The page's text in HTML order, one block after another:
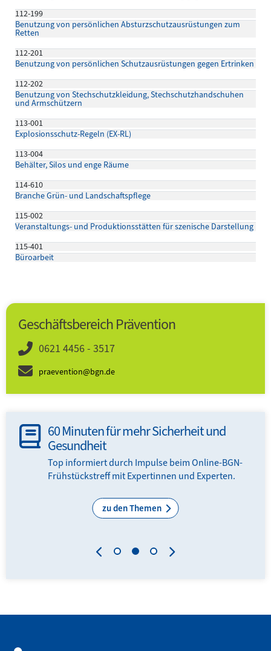
112-199
Benutzung von persönlichen Absturzschutzausrüstungen zum
Retten
112-201
Benutzung von persönlichen Schutzausrüstungen gegen Ertrinken
112-202
Benutzung von Stechschutzkleidung, Stechschutzhandschuhen
und Armschützern
113-001
Explosionsschutz-Regeln (EX-RL)
113-004
Behälter, Silos und enge Räume
114-610
Branche Grün- und Landschaftspflege
115-002
Veranstaltungs- und Produktionsstätten für szenische Darstellung
115-401
Büroarbeit
Geschäftsbereich Prävention
0621 4456 - 3517
praevention@bgn.de
60 Minuten für mehr Sicherheit und
Gesundheit
Top informiert durch Impulse beim Online-BGN-
Frühstückstreff mit Expertinnen und Experten.
zu den Themen